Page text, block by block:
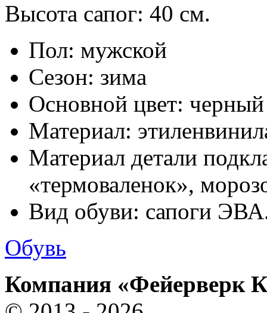
Высота сапог: 40 см.
Пол: мужской
Сезон: зима
Основной цвет: черный
Материал:
Материал детали
«термоваленок»,
Вид обуви: сапоги
Обувь
Компания «Фейерверк